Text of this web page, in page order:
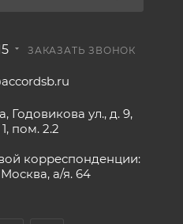
ЗАКАЗАТЬ ЗВОНОК
Годовикова ул., д. 9,
1, пом. 2.2
корреспонденции:
Москва, а/я. 64